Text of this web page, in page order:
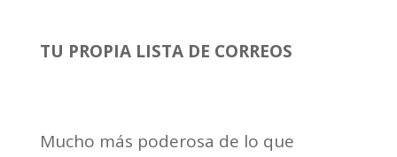
TU PROPIA LISTA DE CORREOS
Mucho más poderosa de lo que